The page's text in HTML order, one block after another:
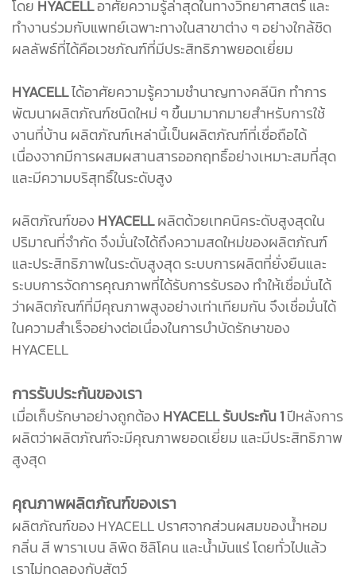
โดย HYACELLอาศัยความรู้ล่าสุดในทางวิทยาศาสตร์ และ
ทำงานร่วมกับแพทย์เฉพาะทางในสาขาต่าง ๆ อย่างใกล้ชิด
ผลลัพธ์ที่ได้คือเวชภัณฑ์ที่มีประสิทธิภาพยอดเยี่ยม
HYACELLได้อาศัยความรู้ความชำนาญทางคลีนิก ทำการ
พัฒนาผลิตภัณฑ์ชนิดใหม่ ๆ ขึ้นมามากมายสำหรับการใช้
งานที่บ้าน ผลิตภัณฑ์เหล่านี้เป็นผลิตภัณฑ์ที่เชื่อถือได้
เนื่องจากมีการผสมผสานสารออกฤทธิ์อย่างเหมาะสมที่สุด
และมีความบริสุทธิ์ในระดับสูง
ผลิตภัณฑ์ของ HYACELLผลิตด้วยเทคนิคระดับสูงสุดใน
ปริมาณที่จำกัด จึงมั่นใจได้ถึงความสดใหม่ของผลิตภัณฑ์
และประสิทธิภาพในระดับสูงสุด ระบบการผลิตที่ยั่งยืนและ
ระบบการจัดการคุณภาพที่ได้รับการรับรอง ทำให้เชื่อมั่นได้
ว่าผลิตภัณฑ์ที่มีคุณภาพสูงอย่างเท่าเทียมกัน จึงเชื่อมั่นได้
ในความสำเร็จอย่างต่อเนื่องในการบำบัดรักษาของ
HYACELL
การรับประกันของเรา
เมื่อเก็บรักษาอย่างถูกต้อง HYACELL รับประกัน 1ปีหลังการ
ผลิตว่าผลิตภัณฑ์จะมีคุณภาพยอดเยี่ยม และมีประสิทธิภาพ
สูงสุด
คุณภาพผลิตภัณฑ์ของเรา
ผลิตภัณฑ์ของ HYACELL ปราศจากส่วนผสมของน้ำหอม
กลิ่น สี พาราเบน ลิพิด ซิลิโคน และน้ำมันแร่ โดยทั่วไปแล้ว
เราไม่ทดลองกับสัตว์